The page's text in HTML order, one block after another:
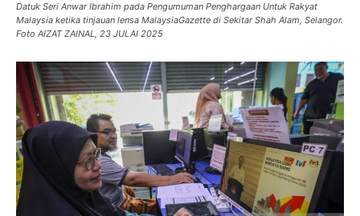
Datuk Seri Anwar Ibrahim pada Pengumuman Penghargaan Untuk Rakyat
Malaysia ketika tinjauan lensa MalaysiaGazette di Sekitar Shah Alam, Selangor.
Foto AIZAT ZAINAL, 23 JULAI 2025